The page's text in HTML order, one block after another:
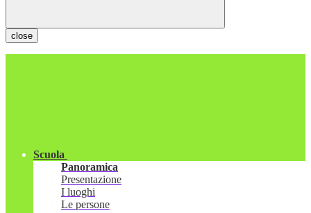
close
Scuola
Panoramica
Presentazione
I luoghi
Le persone